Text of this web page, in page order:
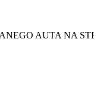
AUTA NA